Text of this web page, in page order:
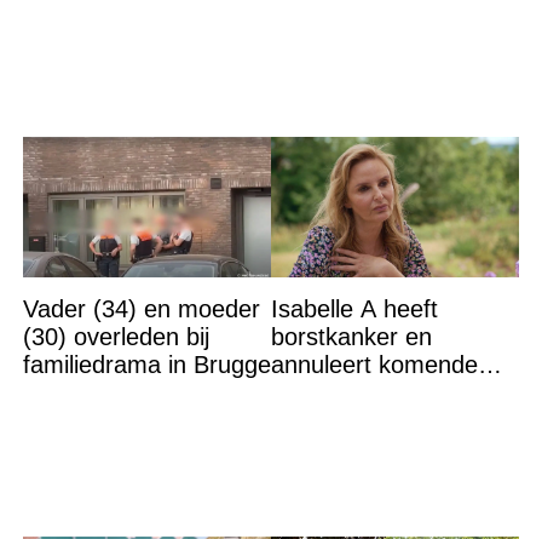
Vader (34) en moeder
(30) overleden bij
familiedrama in Brugge
Isabelle A heeft
borstkanker en
annuleert komende